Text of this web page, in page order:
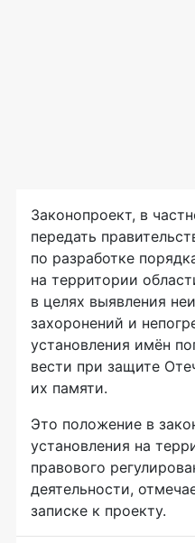
Законопроект, в
передать
по разработке
на территории
в целях выявления
захоронений и
установления имён
вести при защите
их памяти.
Это положение в
установления на
правового
деятельности,
записке к проекту.